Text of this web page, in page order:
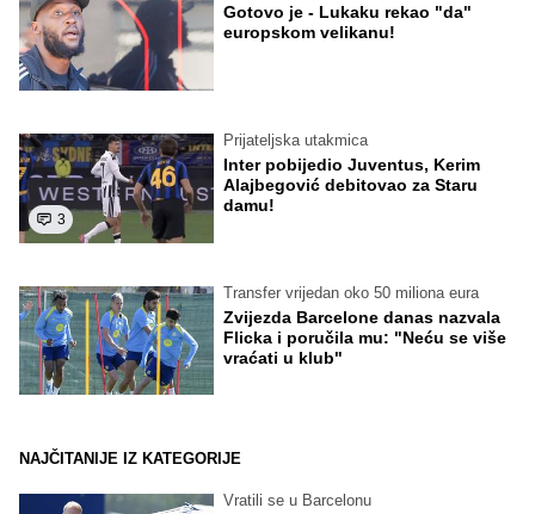
Gotovo je - Lukaku rekao "da"
europskom velikanu!
3
Prijateljska utakmica
Inter pobijedio Juventus, Kerim
Alajbegović debitovao za Staru
damu!
Transfer vrijedan oko 50 miliona eura
Zvijezda Barcelone danas nazvala
Flicka i poručila mu: "Neću se više
vraćati u klub"
NAJČITANIJE IZ KATEGORIJE
Vratili se u Barcelonu